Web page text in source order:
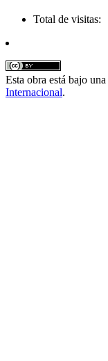
Total de visitas:
Esta obra está bajo una
Internacional.